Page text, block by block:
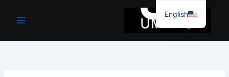
جائیں۔
English